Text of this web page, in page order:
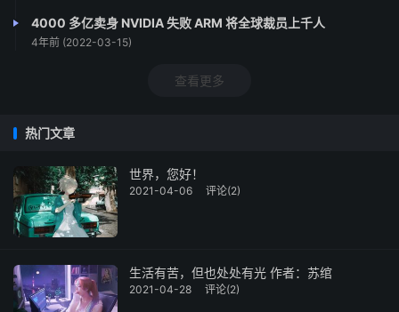
4000 多亿卖身 NVIDIA 失败 ARM 将全球裁员上千人
4年前 (2022-03-15)
查看更多
热门文章
世界，您好！
2021-04-06 评论(2)
生活有苦，但也处处有光 作者：苏绾
2021-04-28 评论(2)